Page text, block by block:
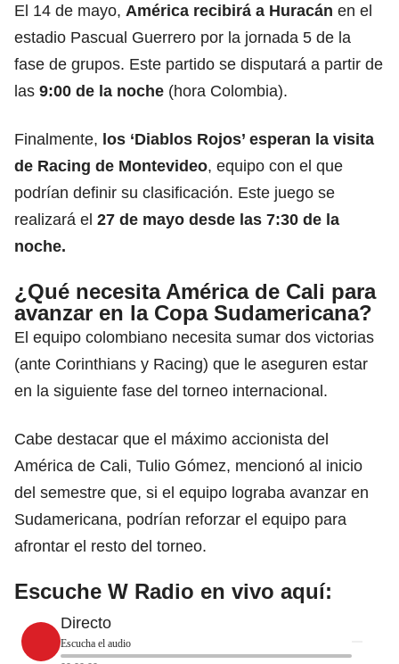
El 14 de mayo, América recibirá a Huracán en el
estadio Pascual Guerrero por la jornada 5 de la
fase de grupos. Este partido se disputará a partir de
las 9:00 de la noche (hora Colombia).
Finalmente, los ‘Diablos Rojos’ esperan la visita
de Racing de Montevideo, equipo con el que
podrían definir su clasificación. Este juego se
realizará el 27 de mayo desde las 7:30 de la
noche.
¿Qué necesita América de Cali para
avanzar en la Copa Sudamericana?
El equipo colombiano necesita sumar dos victorias
(ante Corinthians y Racing) que le aseguren estar
en la siguiente fase del torneo internacional.
Cabe destacar que el máximo accionista del
América de Cali, Tulio Gómez, mencionó al inicio
del semestre que, si el equipo lograba avanzar en
Sudamericana, podrían reforzar el equipo para
afrontar el resto del torneo.
Escuche W Radio en vivo aquí:
Directo
Escucha el audio